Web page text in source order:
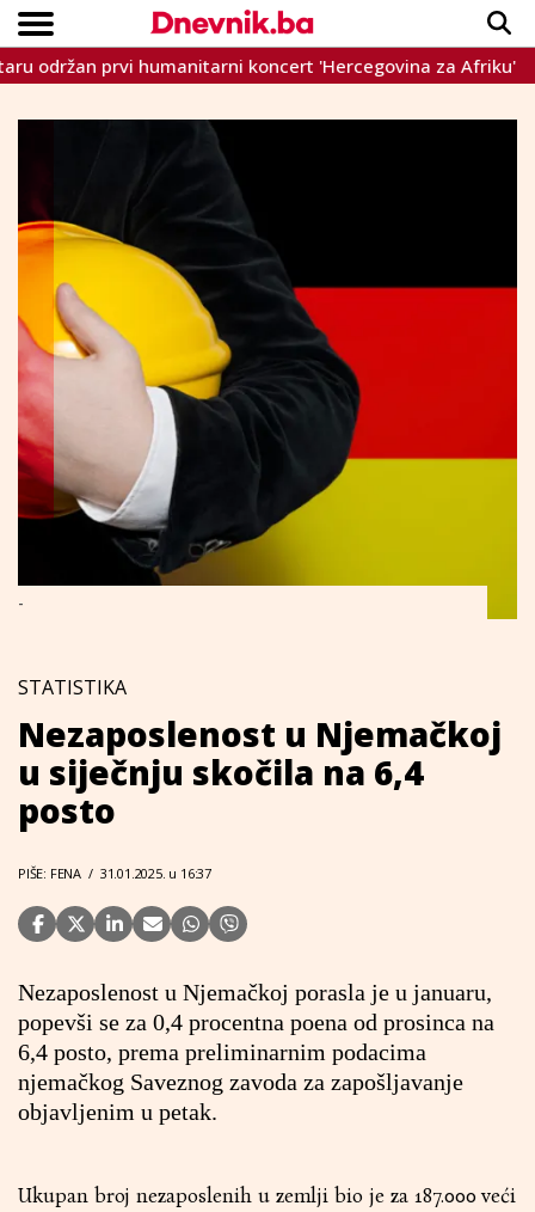
VIJESTI
SPORT
INTERVIEW
TEME
CRNA KRONIKA
LIFESTYLE
Copyright © Dnevnik.ba 2023.
prvi humanitarni koncert 'Hercegovina za Afriku'
-
STATISTIKA
Nezaposlenost u Njemačkoj
u siječnju skočila na 6,4
posto
PIŠE: FENA / 31.01.2025. u 16:37
Nezaposlenost u Njemačkoj porasla je u januaru,
popevši se za 0,4 procentna poena od prosinca na
6,4 posto, prema preliminarnim podacima
njemačkog Saveznog zavoda za zapošljavanje
objavljenim u petak.
Ukupan broj nezaposlenih u zemlji bio je za 187.000 veći